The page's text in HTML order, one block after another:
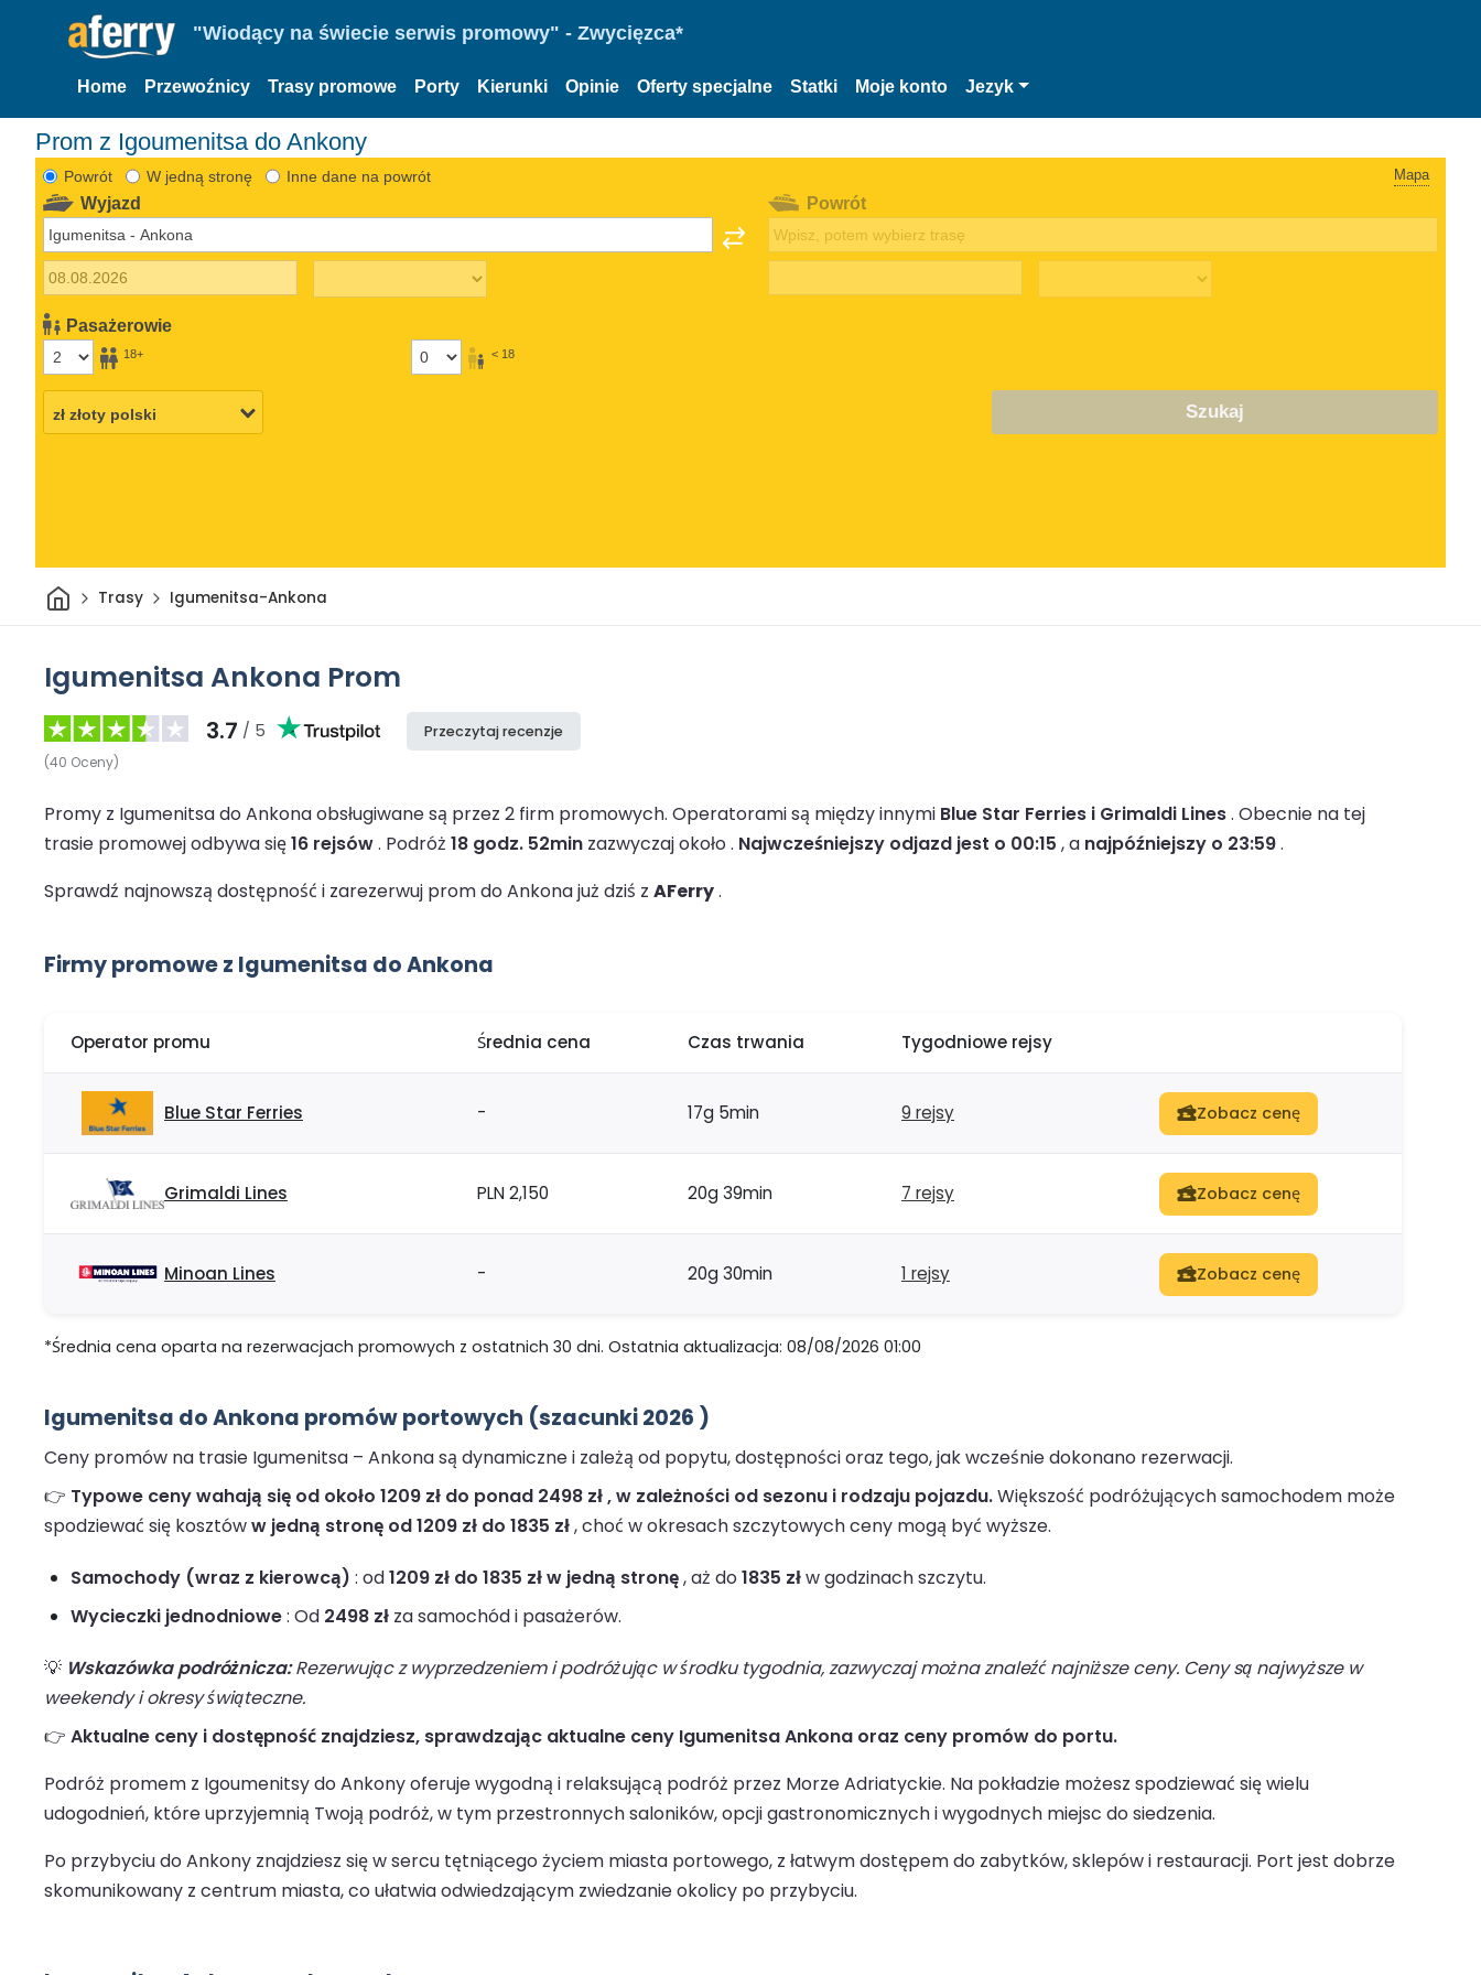
"Wiodący na świecie serwis promowy" - Zwycięzca*
Home Przewoźnicy Trasy promowe Porty Kierunki Opinie Oferty specjalne Statki Moje konto Jezyk
Prom z Igoumenitsa do Ankony
Powrót W jedną stronę Inne dane na powrót Mapa
Wyjazd
Pasażerowie
18+ < 18
Powrót
Szukaj
DomTrasy Igumenitsa-Ankona
Igumenitsa Ankona Prom
3.7 / 5
(40 Oceny)
Przeczytaj recenzje
Promy z Igumenitsa do Ankona obsługiwane są przez 2 firm promowych. Operatorami są między innymi Blue Star Ferries i Grimaldi Lines. Obecnie na tej
trasie promowej odbywa się16 rejsów. Podróż 18 godz. 52min zazwyczaj około . Najwcześniejszy odjazd jest o 00:15 , a najpóźniejszy o 23:59.
Sprawdź najnowszą dostępność i zarezerwuj prom do Ankona już dziś z AFerry.
Firmy promowe z Igumenitsa do Ankona
Operator promu Średnia cena Czas trwania Tygodniowe rejsy
Blue Star Ferries - 17g 5min 9 rejsy Zobacz cenę
Grimaldi Lines PLN 2,150 20g 39min 7 rejsy Zobacz cenę
Minoan Lines - 20g 30min 1 rejsy Zobacz cenę
*Średnia cena oparta na rezerwacjach promowych z ostatnich 30 dni. Ostatnia aktualizacja: 08/08/2026 01:00
Igumenitsa do Ankona promów portowych (szacunki 2026 )
Ceny promów na trasie Igumenitsa – Ankona są dynamiczne i zależą od popytu, dostępności oraz tego, jak wcześnie dokonano rezerwacji.
👉 Typowe ceny wahają się od około 1209 zł do ponad 2498 zł , w zależności od sezonu i rodzaju pojazdu.Większość podróżujących samochodem może
spodziewać się kosztóww jedną stronę od 1209 zł do 1835 zł, choć w okresach szczytowych ceny mogą być wyższe.
Samochody (wraz z kierowcą) : od1209 zł do 1835 zł w jedną stronę, aż do 1835 złw godzinach szczytu.
Wycieczki jednodniowe: Od 2498 zł za samochód i pasażerów.
💡 Wskazówka podróżnicza:Rezerwując z wyprzedzeniem i podróżując w środku tygodnia, zazwyczaj można znaleźć najniższe ceny. Ceny są najwyższe w
weekendy i okresy świąteczne.
👉 Aktualne ceny i dostępność znajdziesz, sprawdzając aktualne ceny Igumenitsa Ankona oraz ceny promów do portu.
Podróż promem z Igoumenitsy do Ankony oferuje wygodną i relaksującą podróż przez Morze Adriatyckie. Na pokładzie możesz spodziewać się wielu
udogodnień, które uprzyjemnią Twoją podróż, w tym przestronnych saloników, opcji gastronomicznych i wygodnych miejsc do siedzenia.
Po przybyciu do Ankony znajdziesz się w sercu tętniącego życiem miasta portowego, z łatwym dostępem do zabytków, sklepów i restauracji. Port jest dobrze
skomunikowany z centrum miasta, co ułatwia odwiedzającym zwiedzanie okolicy po przybyciu.